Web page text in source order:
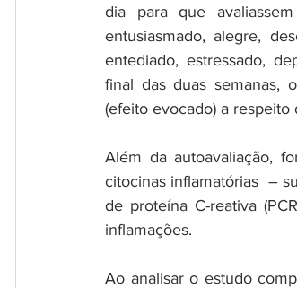
dia para que
entusiasmado, alegre,
entediado, estressado,
final das duas semanas,
(efeito evocado) a
Além da autoavaliação,
citocinas inflamatórias  –
de proteína C-reativa
inflamações.
Ao analisar o estudo